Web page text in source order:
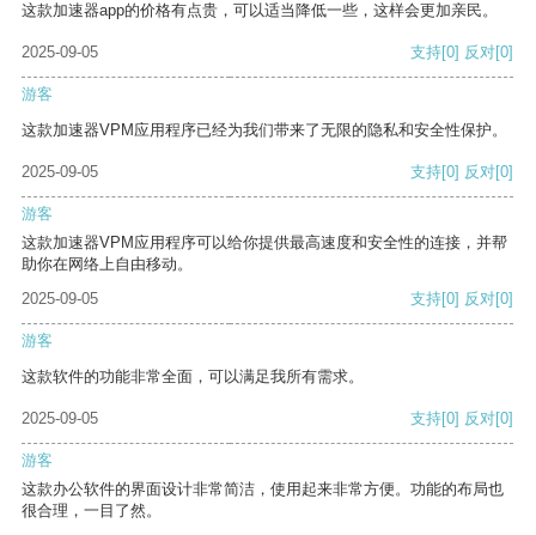
这款加速器app的价格有点贵，可以适当降低一些，这样会更加亲民。
2025-09-05 支持[0] 反对[0]
游客
这款加速器VPM应用程序已经为我们带来了无限的隐私和安全性保护。
2025-09-05 支持[0] 反对[0]
游客
这款加速器VPM应用程序可以给你提供最高速度和安全性的连接，并帮
助你在网络上自由移动。
2025-09-05
支持[0] 反对[0]
游客
这款软件的功能非常全面，可以满足我所有需求。
2025-09-05 支持[0] 反对[0]
游客
这款办公软件的界面设计非常简洁，使用起来非常方便。功能的布局也
很合理，一目了然。